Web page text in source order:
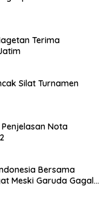
Terima
Silat Turnamen
Nota
Bersama
Meski Garuda Gagal